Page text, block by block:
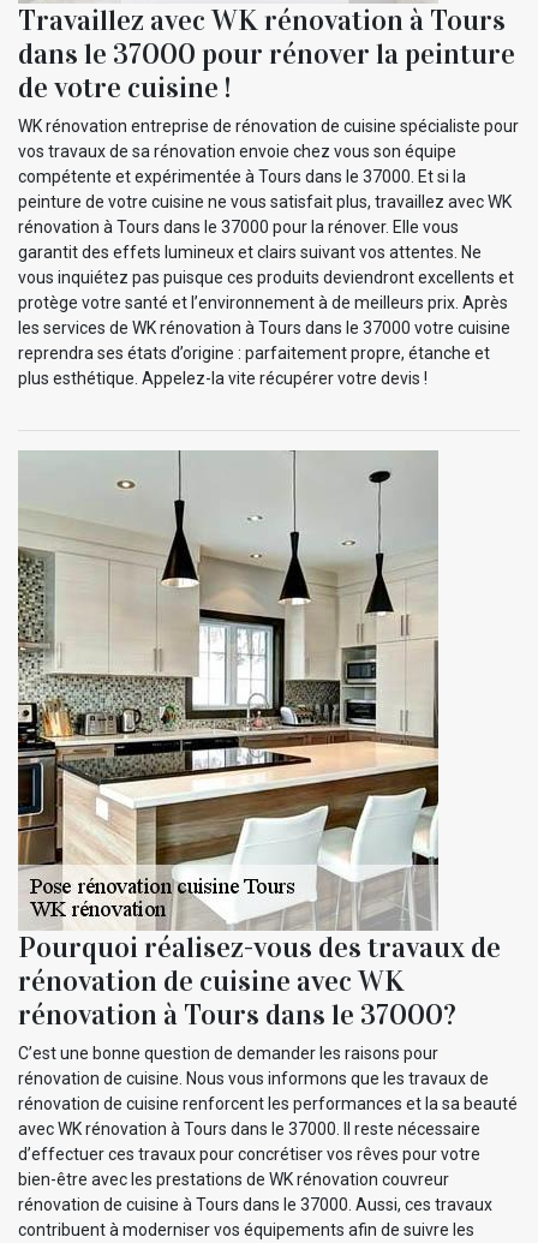
Travaillez avec WK rénovation à Tours
dans le 37000 pour rénover la peinture
de votre cuisine !
WK rénovation entreprise de rénovation de cuisine spécialiste pour
vos travaux de sa rénovation envoie chez vous son équipe
compétente et expérimentée à Tours dans le 37000. Et si la
peinture de votre cuisine ne vous satisfait plus, travaillez avec WK
rénovation à Tours dans le 37000 pour la rénover. Elle vous
garantit des effets lumineux et clairs suivant vos attentes. Ne
vous inquiétez pas puisque ces produits deviendront excellents et
protège votre santé et l’environnement à de meilleurs prix. Après
les services de WK rénovation à Tours dans le 37000 votre cuisine
reprendra ses états d’origine : parfaitement propre, étanche et
plus esthétique. Appelez-la vite récupérer votre devis !
Pourquoi réalisez-vous des travaux de
rénovation de cuisine avec WK
rénovation à Tours dans le 37000?
C’est une bonne question de demander les raisons pour
rénovation de cuisine. Nous vous informons que les travaux de
rénovation de cuisine renforcent les performances et la sa beauté
avec WK rénovation à Tours dans le 37000. Il reste nécessaire
d’effectuer ces travaux pour concrétiser vos rêves pour votre
bien-être avec les prestations de WK rénovation couvreur
rénovation de cuisine à Tours dans le 37000. Aussi, ces travaux
contribuent à moderniser vos équipements afin de suivre les